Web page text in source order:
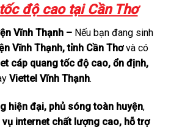
độ cao tại Cần Thơ
Vĩnh Thạnh – Nếu bạn đang sinh
Vĩnh Thạnh, tỉnh Cần Thơvà có
cáp quang tốc độ cao, ổn định,
Viettel Vĩnh Thạnh.
hiện đại, phủ sóng toàn huyện,
vụ internet chất lượng cao, hỗ trợ